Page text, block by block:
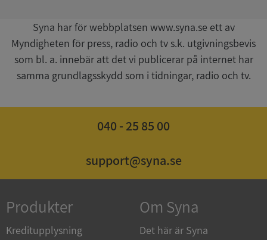
Syna har för webbplatsen www.syna.se ett av
Myndigheten för press, radio och tv s.k. utgivningsbevis
som bl. a. innebär att det vi publicerar på internet har
samma grundlagsskydd som i tidningar, radio och tv.
040 - 25 85 00
support@syna.se
Produkter
Kreditupplysning
Om Syna
Det här är Syna
Corporation
upplysningar.syna.se
CookieScriptConsent
.syna.se
månad